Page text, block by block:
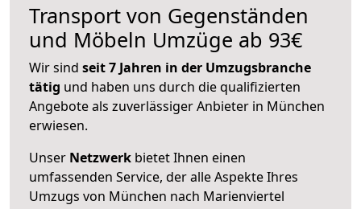
Transport von Gegenständen
und Möbeln Umzüge ab 93€
Wir sind seit 7 Jahren in der Umzugsbranche
tätig und haben uns durch die qualifizierten
Angebote als zuverlässiger Anbieter in München
erwiesen.
Unser Netzwerk bietet Ihnen einen
umfassenden Service, der alle Aspekte Ihres
Umzugs von München nach Marienviertel